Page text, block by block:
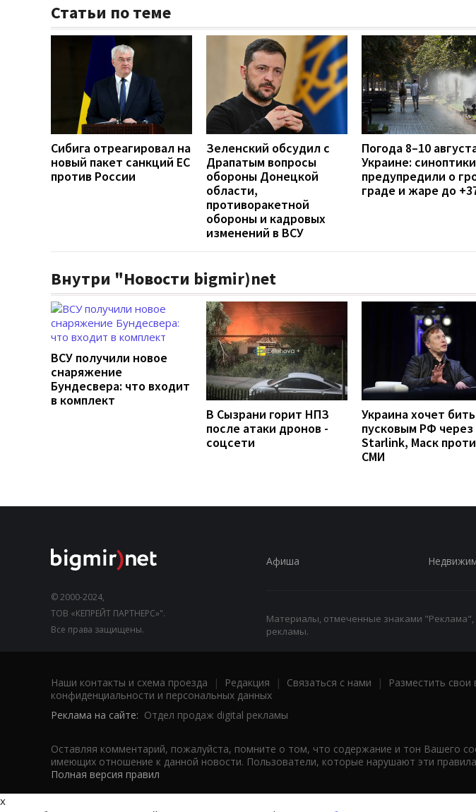
Статьи по теме
Сибига отреагировал на
новый пакет санкций ЕС
против России
Зеленский обсудил с
Драпатым вопросы
обороны Донецкой
области,
противоракетной
обороны и кадровых
изменений в ВСУ
Погода 8–10
Украине: синоптики
предупредили о
граде и жаре до
Внутри "Новости bigmir)net
ВСУ получили новое
снаряжение
Бундесвера: что входит
в комплект
В Сызрани горит НПЗ
после атаки дронов -
соцсети
Украина хочет
пусковым РФ через
Starlink, Маск
СМИ
© 2000-2024,
ТОВ «КЕПРЕЙТ ПАРТНЕРС»".
Все права защищены.
Афиша
Материалы, отмеченные знаками
рекламы.
Наши контакты и схема проезда | Редакция | Связаться с нами | Разместить
конфиденциальности и персональных данных
Реклама на сайте: Отдел продаж digital рекламы
Оставляя комментарий, пожалуйста, помните о том, что содержание и тон Вашего
имеющих отношение к данной новости. Пользователи, которые нарушают эти
Полная версия правил
x